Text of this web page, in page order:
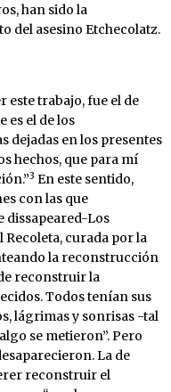
han sido la
del asesino Etchecolatz.
este trabajo, fue el de
es el de los
dejadas en los presentes
hechos, que para mí
3 En este sentido,
con las que
dissapeared-Los
Recoleta, curada por la
la reconstrucción
reconstruir la
Todos tenían sus
lágrimas y sonrisas -tal
se metieron”. Pero
La de
reconstruir el